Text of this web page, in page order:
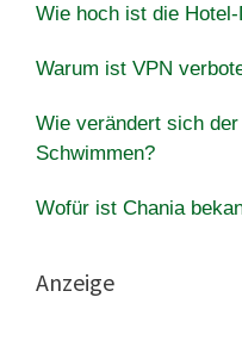
Wie hoch ist die
Warum ist VPN
Wie verändert sich
Schwimmen?
Wofür ist Chania
Anzeige